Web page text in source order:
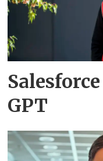
GPT